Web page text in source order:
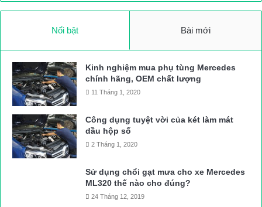
Nổi bật Bài mới
Kinh nghiệm mua phụ tùng Mercedes
chính hãng, OEM chất lượng
11 Tháng 1, 2020
Công dụng tuyệt vời của két làm mát
dầu hộp số
2 Tháng 1, 2020
Sử dụng chổi gạt mưa cho xe Mercedes
ML320 thế nào cho đúng?
24 Tháng 12, 2019